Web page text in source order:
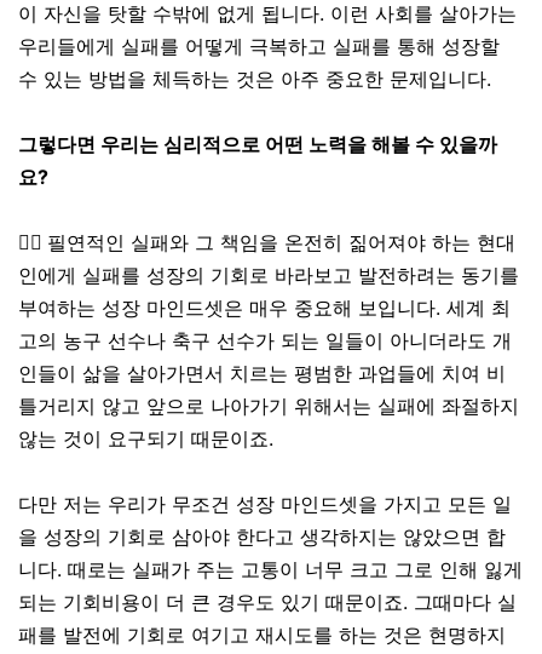
이 자신을 탓할 수밖에 없게 됩니다. 이런 사회를 살아가는
우리들에게 실패를 어떻게 극복하고 실패를 통해 성장할
수 있는 방법을 체득하는 것은 아주 중요한 문제입니다.
그렇다면 우리는 심리적으로 어떤 노력을 해볼 수 있을까
요?
👉🏼 필연적인 실패와 그 책임을 온전히 짊어져야 하는 현대
인에게 실패를 성장의 기회로 바라보고 발전하려는 동기를
부여하는 성장 마인드셋은 매우 중요해 보입니다. 세계 최
고의 농구 선수나 축구 선수가 되는 일들이 아니더라도 개
인들이 삶을 살아가면서 치르는 평범한 과업들에 치여 비
틀거리지 않고 앞으로 나아가기 위해서는 실패에 좌절하지
않는 것이 요구되기 때문이죠.
다만 저는 우리가 무조건 성장 마인드셋을 가지고 모든 일
을 성장의 기회로 삼아야 한다고 생각하지는 않았으면 합
니다. 때로는 실패가 주는 고통이 너무 크고 그로 인해 잃게
되는 기회비용이 더 큰 경우도 있기 때문이죠. 그때마다 실
패를 발전에 기회로 여기고 재시도를 하는 것은 현명하지